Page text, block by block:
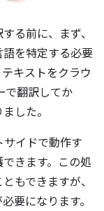
る前に、まず、
を特定する必要
キストをクラウ
で翻訳してか
した。
イドで動作す
きます。この処
もできますが、
要になります。